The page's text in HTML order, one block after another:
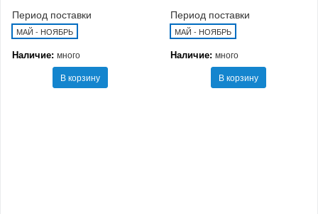
Период поставки
МАЙ - НОЯБРЬ
Наличие: много
В корзину
Период поставки
МАЙ - НОЯБРЬ
Наличие: много
В корзину